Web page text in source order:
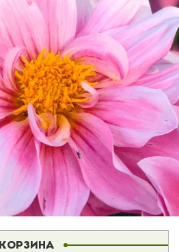
КОРЗИНА